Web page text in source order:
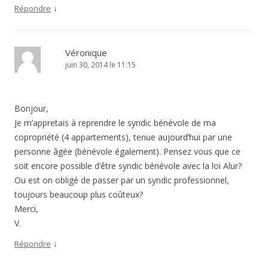
Répondre ↓
Véronique
juin 30, 2014 le 11:15
Bonjour,
Je m’appretais à reprendre le syndic bénévole de ma
copropriété (4 appartements), tenue aujourd’hui par une
personne âgée (bénévole également). Pensez vous que ce
soit encore possible d’être syndic bénévole avec la loi Alur?
Ou est on obligé de passer par un syndic professionnel,
toujours beaucoup plus coûteux?
Merci,
V.
Répondre ↓